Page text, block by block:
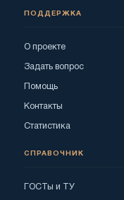
ПОДДЕРЖКА
О проекте
Задать вопрос
Помощь
Контакты
Статистика
СПРАВОЧНИК
ГОСТы и ТУ